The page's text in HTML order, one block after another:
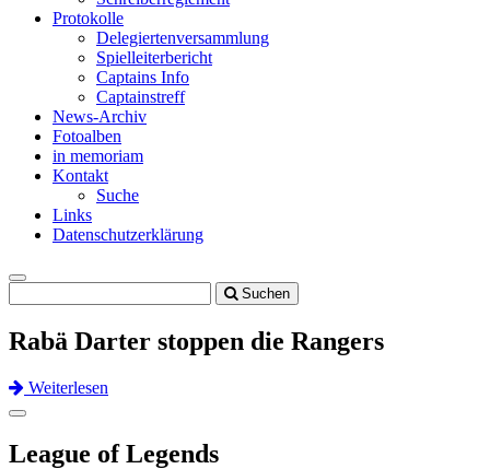
Protokolle
Delegiertenversammlung
Spielleiterbericht
Captains Info
Captainstreff
News-Archiv
Fotoalben
in memoriam
Kontakt
Suche
Links
Datenschutzerklärung
Toggle
navigation
Suchen
Rabä Darter stoppen die Rangers
Weiterlesen
Previous
Next
Toggle
League of Legends